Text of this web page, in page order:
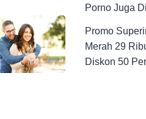
Porno Juga
Promo
Merah 29
Diskon 50